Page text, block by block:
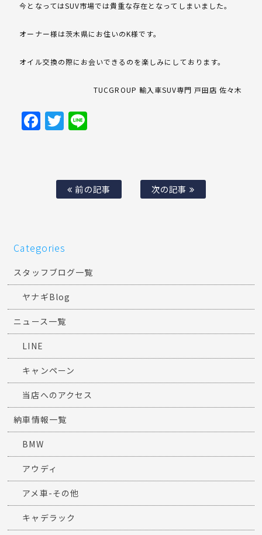
今となってはSUV市場では貴重な存在となってしまいました。
オーナー様は茨木県にお住いのK様です。
オイル交換の際にお会いできるのを楽しみにしております。
TUCGROUP 輸入車SUV専門 戸田店 佐々木
Facebook
Twitter
前の記事 次の記事
Categories
スタッフブログ一覧
ヤナギBlog
ニュース一覧
LINE
キャンペーン
当店へのアクセス
納車情報一覧
BMW
アウディ
アメ車-その他
キャデラック